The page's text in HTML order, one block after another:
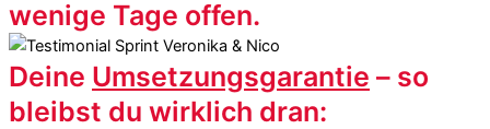
wenige Tage offen.
Deine Umsetzungsgarantie – so
bleibst du wirklich dran: